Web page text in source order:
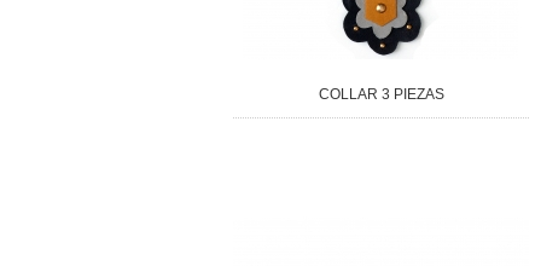
COLLAR 3 PIEZAS